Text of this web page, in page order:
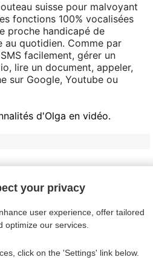
suisse pour malvoyant
fonctions 100% vocalisées
proche handicapé de
au quotidien. Comme par
facilement, gérer un
lire un document, appeler,
sur Google, Youtube ou
d'Olga en vidéo.

your privacy
user experience, offer tailored
optimize our services.
click on the 'Settings' link below.